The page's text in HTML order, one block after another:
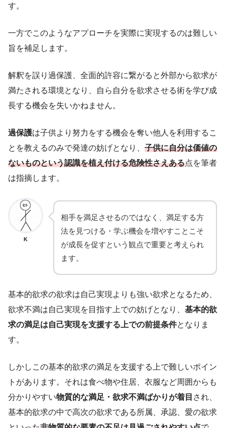
す。
一方でこのようなアプローチを実際に実現するのは難しい
旨を補足します。
解釈を誤り過保護、全面的許容に繋がると外部から欲求が
満たされる環境となり、自ら自分を欲求させる術を学び成
長する機会を失いかねません。
過保護は子供より努力をする機会を奪い他人を利用するこ
とを教えるのみで発達の妨げとなり、 子供に自分は価値の
ないものという認識を植え付ける危険性さえある点を筆者
は指摘します。
K
相手を満足させるのではなく、満足する方
法を見つける・学ぶ機会を増やすことこそ
が成長を促すという観点で重要と考えられ
ます。
基本的欲求の欲求は自己実現よりも強い欲求となるため、
欲求不満は自己実現を目指す上での妨げとなり、 基本的欲
求の満足は自己実現を支援する上での前提条件となりま
す。
しかしこの基本的欲求の満足を支援する上で難しいポイン
トがあります。それは食べ物や住居、衣服など周囲からも
分かりやすい物質的な満足・欲求不満ばかりが着目 され、
基本的欲求の中で高次の欲求である所属、承認、愛の欲求